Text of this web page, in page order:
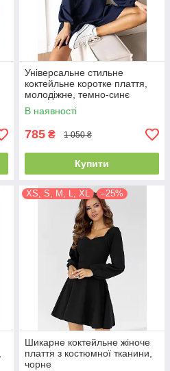
Універсальне стильне
коктейльне коротке плаття,
молодіжне, темно-синє
В наявності
785 ₴ 1 050 ₴
Купити
XS, S, M, L, XL –25%
Шикарне коктейльне жіноче
плаття з костюмної тканини,
чорне